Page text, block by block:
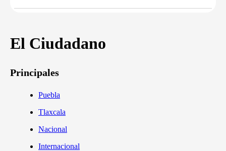
El Ciudadano
Principales
Puebla
Tlaxcala
Nacional
Internacional